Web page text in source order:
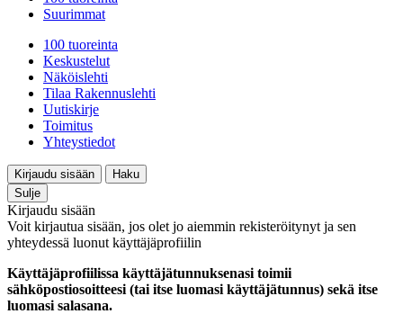
Suurimmat
100 tuoreinta
Keskustelut
Näköislehti
Tilaa Rakennuslehti
Uutiskirje
Toimitus
Yhteystiedot
Kirjaudu sisään
Haku
Sulje
Kirjaudu sisään
Voit kirjautua sisään, jos olet jo aiemmin rekisteröitynyt ja sen
yhteydessä luonut käyttäjäprofiilin
Käyttäjäprofiilissa käyttäjätunnuksenasi toimii
sähköpostiosoitteesi (tai itse luomasi käyttäjätunnus) sekä itse
luomasi salasana.